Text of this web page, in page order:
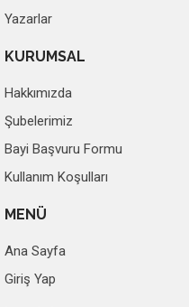
Yazarlar
KURUMSAL
Hakkımızda
Şubelerimiz
Bayi Başvuru Formu
Kullanım Koşulları
MENÜ
Ana Sayfa
Giriş Yap